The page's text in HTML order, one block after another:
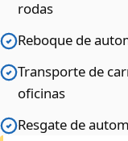
rodas
Reboque de
Transporte de
oficinas
Resgate de